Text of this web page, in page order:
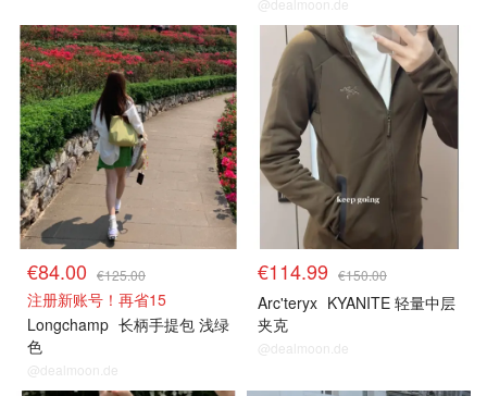
@dealmoon.de
€84.00 €125.00
注册新账号！再省15
Longchamp 长柄手提包 浅绿
色
@dealmoon.de
€114.99 €150.00
Arc'teryx KYANITE 轻量中层
夹克
@dealmoon.de